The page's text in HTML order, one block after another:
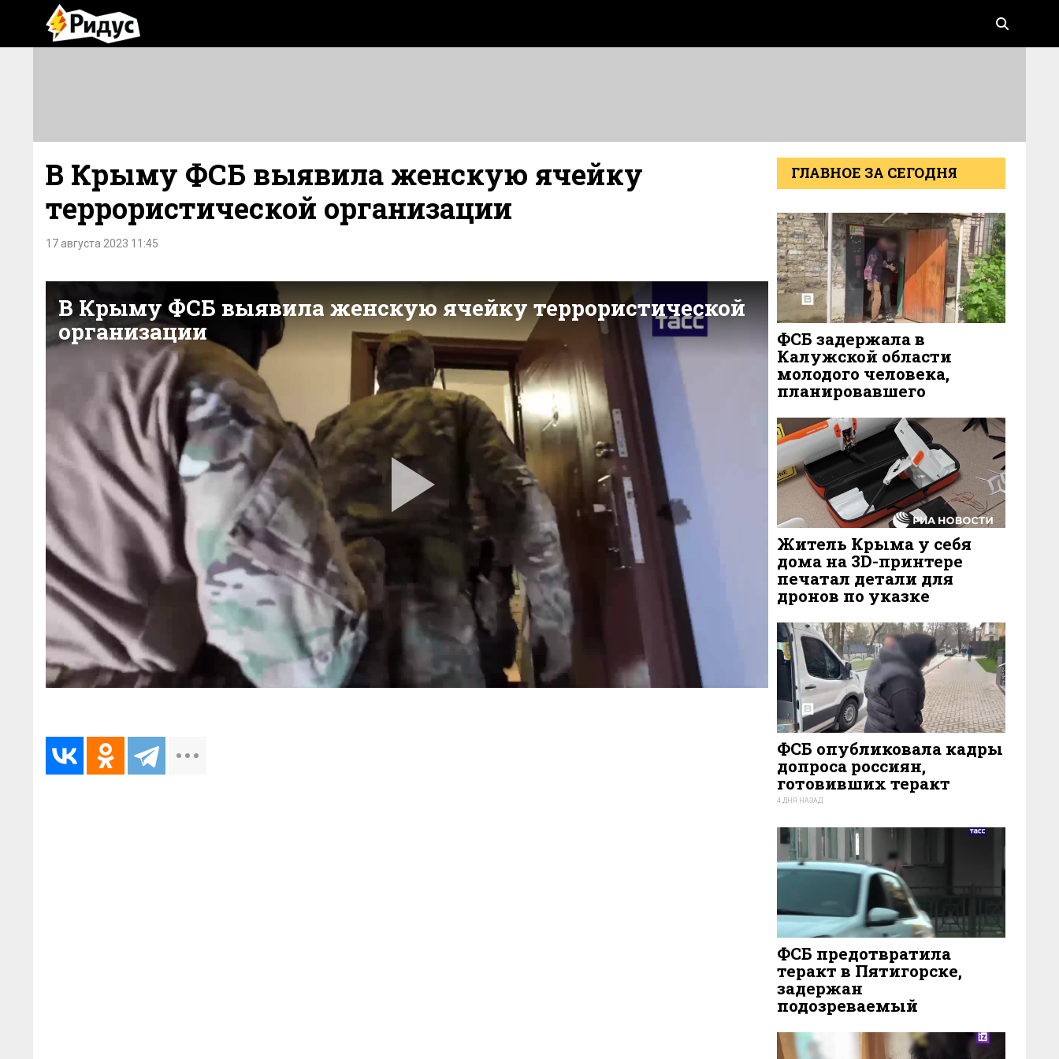
В Крыму ФСБ выявила женскую ячейку
террористической организации
17 августа 2023 11:45
ГЛАВНОЕ ЗА СЕГОДНЯ
ФСБ задержала в
Калужской области
молодого человека,
планировавшего
военкомата
3 ДНЯ НАЗАД
Житель Крыма у себя
дома на 3D-принтере
печатал детали для
дронов по указке
4 ДНЯ НАЗАД
43
ФСБ опубликовала кадры
допроса россиян,
готовивших теракт
4 ДНЯ НАЗАД
ФСБ предотвратила
теракт в Пятигорске,
задержан
подозреваемый
35